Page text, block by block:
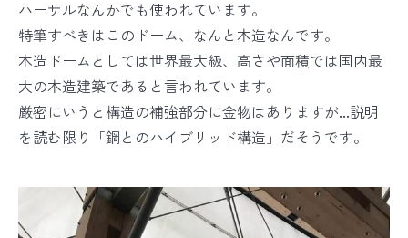
ハーサルなんかでも使われています。
特筆すべきはこのドーム、なんと木造なんです。
木造ドームとしては世界最大級、高さや面積では国内最
大の木造建築であると言われています。
厳密にいうと構造の補強部分に金物はありますが...説明
を読む限り「鋼とのハイブリッド構造」だそうです。